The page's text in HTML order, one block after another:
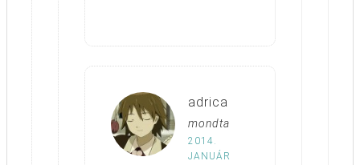
adrica
mondta
2014.
JANUÁR